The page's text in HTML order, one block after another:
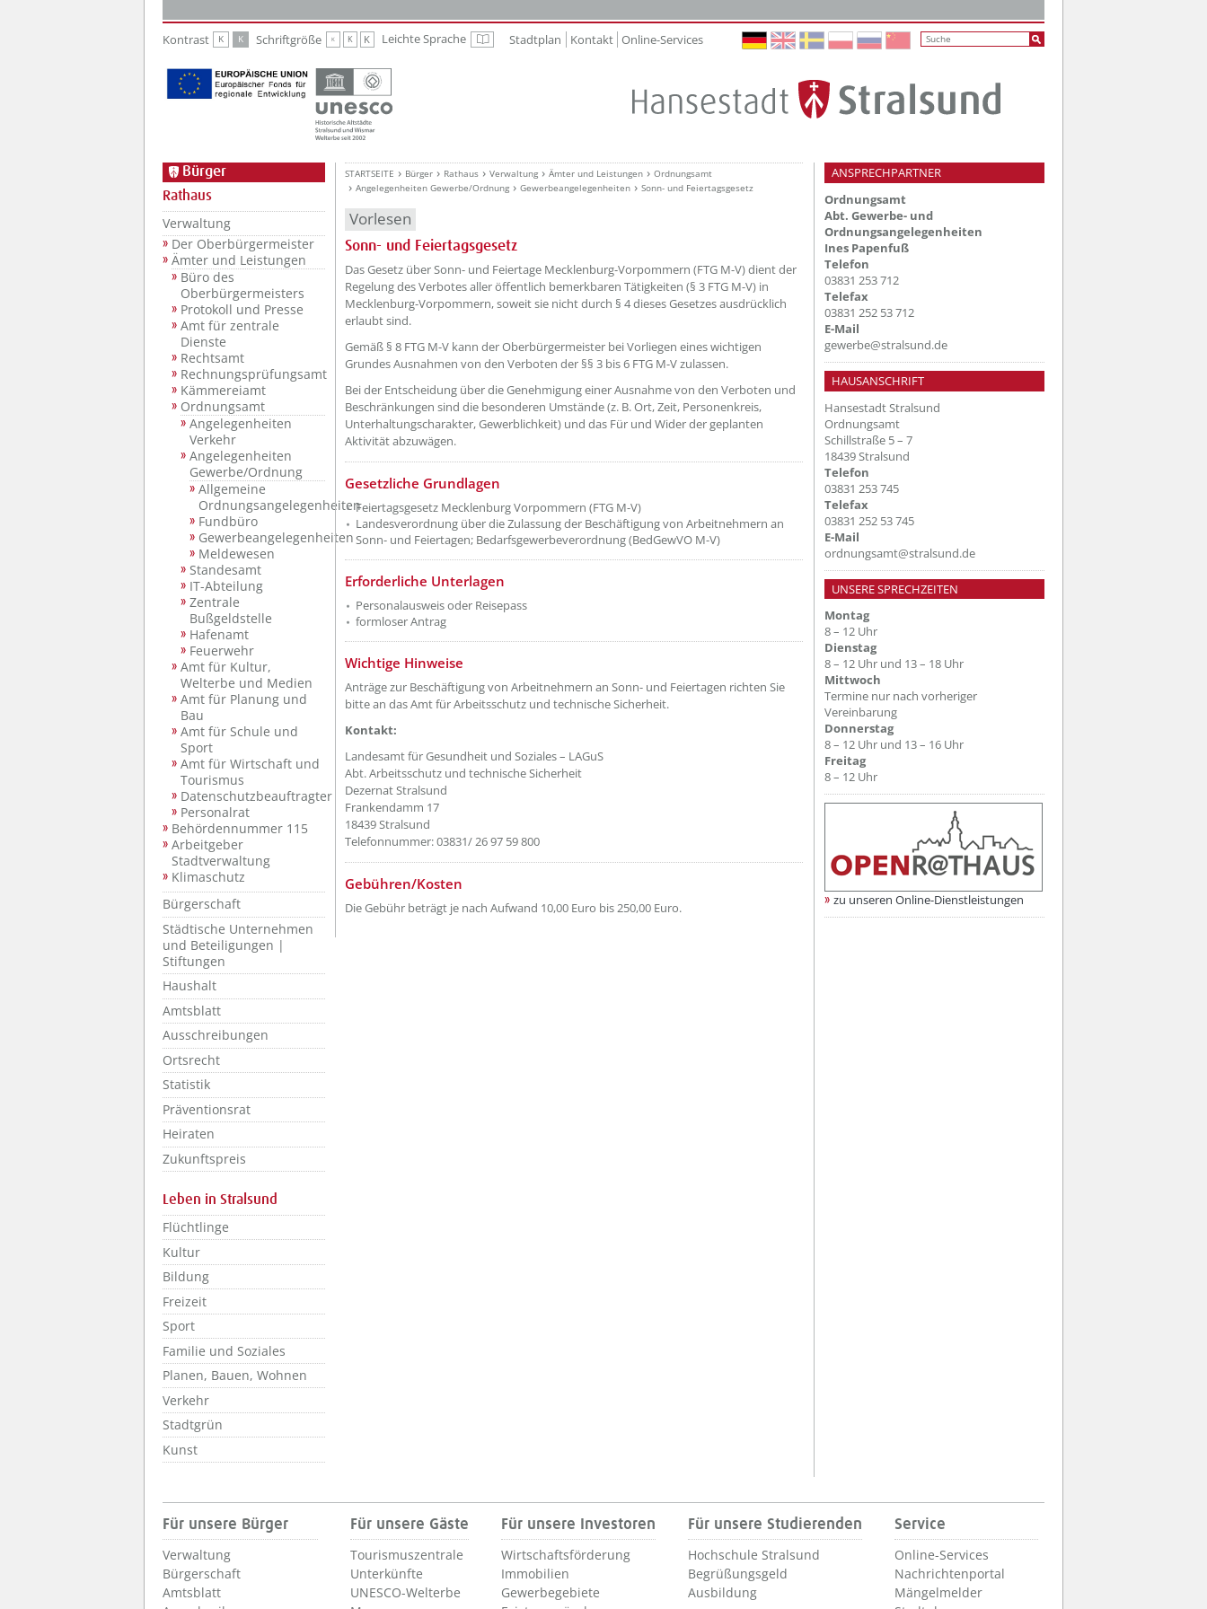
Kontrast K K Schriftgröße K K K Leichte Sprache Leichte Sprache
Stadtplan Kontakt Online-Services
Bürger
Rathaus
Verwaltung
Der Oberbürgermeister
Ämter und Leistungen
Büro des
Oberbürgermeisters
Protokoll und Presse
Amt für zentrale
Dienste
Rechtsamt
Rechnungsprüfungsamt
Kämmereiamt
Ordnungsamt
Angelegenheiten
Verkehr
Angelegenheiten
Gewerbe/Ordnung
Allgemeine
Ordnungsangelegenheiten
Fundbüro
Gewerbeangelegenheiten
Meldewesen
Standesamt
IT-Abteilung
Zentrale
Bußgeldstelle
Hafenamt
Feuerwehr
Amt für Kultur,
Welterbe und Medien
Amt für Planung und
Bau
Amt für Schule und
Sport
Amt für Wirtschaft und
Tourismus
Datenschutzbeauftragter
Personalrat
Behördennummer 115
Arbeitgeber
Stadtverwaltung
Klimaschutz
Bürgerschaft
Städtische Unternehmen
und Beteiligungen |
Stiftungen
Haushalt
Amtsblatt
Ausschreibungen
Ortsrecht
Statistik
Präventionsrat
Heiraten
Zukunftspreis
Leben in Stralsund
Flüchtlinge
Kultur
Bildung
Freizeit
Sport
Familie und Soziales
Planen, Bauen, Wohnen
Verkehr
Stadtgrün
Kunst
STARTSEITE Bürger Rathaus Verwaltung Ämter und Leistungen
Ordnungsamt
Angelegenheiten Gewerbe/Ordnung
Gewerbeangelegenheiten Sonn- und Feiertagsgesetz
Vorlesen
Sonn- und Feiertagsgesetz
Das Gesetz über Sonn- und Feiertage Mecklenburg-Vorpommern (FTG M-V) dient der
Regelung des Verbotes aller öffentlich bemerkbaren Tätigkeiten (§ 3 FTG M-V) in
Mecklenburg-Vorpommern, soweit sie nicht durch § 4 dieses Gesetzes ausdrücklich
erlaubt sind.
Gemäß § 8 FTG M-V kann der Oberbürgermeister bei Vorliegen eines wichtigen
Grundes Ausnahmen von den Verboten der §§ 3 bis 6 FTG M-V zulassen.
Bei der Entscheidung über die Genehmigung einer Ausnahme von den Verboten und
Beschränkungen sind die besonderen Umstände (z. B. Ort, Zeit, Personenkreis,
Unterhaltungscharakter, Gewerblichkeit) und das Für und Wider der geplanten
Aktivität abzuwägen.
Gesetzliche Grundlagen
Feiertagsgesetz Mecklenburg Vorpommern (FTG M-V)
Landesverordnung über die Zulassung der Beschäftigung von Arbeitnehmern an
Sonn- und Feiertagen; Bedarfsgewerbeverordnung (BedGewVO M-V)
Erforderliche Unterlagen
Personalausweis oder Reisepass
formloser Antrag
Wichtige Hinweise
Anträge zur Beschäftigung von Arbeitnehmern an Sonn- und Feiertagen richten Sie
bitte an das Amt für Arbeitsschutz und technische Sicherheit.
Kontakt:
Landesamt für Gesundheit und Soziales – LAGuS
Abt. Arbeitsschutz und technische Sicherheit
Dezernat Stralsund
Frankendamm 17
18439 Stralsund
Telefonnummer: 03831/ 26 97 59 800
Gebühren/Kosten
Die Gebühr beträgt je nach Aufwand 10,00 Euro bis 250,00 Euro.
ANSPRECHPARTNER
Ordnungsamt
Abt. Gewerbe- und
Ordnungsangelegenheiten
Ines Papenfuß
Telefon
03831 253 712
Telefax
03831 252 53 712
E-Mail
gewerbe@stralsund.de
HAUSANSCHRIFT
Hansestadt Stralsund
Ordnungsamt
Schillstraße 5 – 7
18439 Stralsund
Telefon
03831 253 745
Telefax
03831 252 53 745
E-Mail
ordnungsamt@stralsund.de
UNSERE SPRECHZEITEN
Montag
8 – 12 Uhr
Dienstag
8 – 12 Uhr und 13 – 18 Uhr
Mittwoch
Termine nur nach vorheriger
Vereinbarung
Donnerstag
8 – 12 Uhr und 13 – 16 Uhr
Freitag
8 – 12 Uhr
zu unseren Online-Dienstleistungen
Für unsere Bürger
Verwaltung
Bürgerschaft
Amtsblatt
Für unsere Gäste
Tourismuszentrale
Unterkünfte
UNESCO-Welterbe
Für unsere Investoren
Wirtschaftsförderung
Immobilien
Gewerbegebiete
Für unsere Studierenden
Hochschule Stralsund
Begrüßungsgeld
Ausbildung
Service
Online-Services
Nachrichtenportal
Mängelmelder